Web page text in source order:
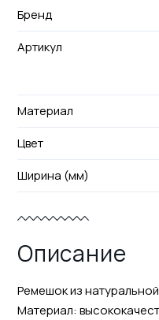
Бренд
Артикул
Материал
Цвет
Ширина (мм)
Описание
Ремешок из
Материал: